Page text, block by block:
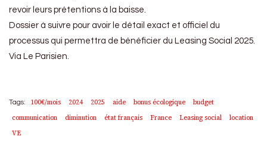
revoir leurs prétentions à la baisse.
Dossier à suivre pour avoir le détail exact et officiel du
processus qui permettra de bénéficier du Leasing Social 2025.
Via Le Parisien.
Tags: 100€/mois 2024 2025 aide bonus écologique
budget
communication
diminution état français France Leasing social
location
VE